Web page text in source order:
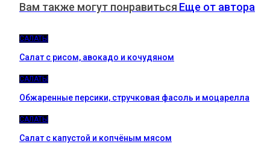
Вам также могут понравиться Еще от автора
САЛАТЫ
Салат с рисом, авокадо и кочудяном
САЛАТЫ
Обжаренные персики, стручковая фасоль и моцарелла
САЛАТЫ
Салат с капустой и копчёным мясом